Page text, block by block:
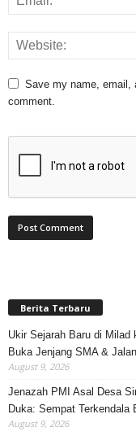
Save my name, email,
comment.
Berita Terbaru
Ukir Sejarah Baru di Milad
Buka Jenjang SMA &
August 9, 2026
Jenazah PMI Asal Desa
Duka: Sempat Terkendala
August 9, 2026